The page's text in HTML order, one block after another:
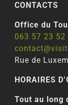
CONTACTS
Office du
063 57 23 52
Rue de
HORAIRES
Tout au long